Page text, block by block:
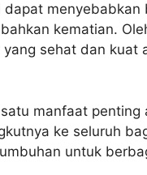
menyebabkan
kematian.
sehat dan kuat
manfaat
ke seluruh
untuk